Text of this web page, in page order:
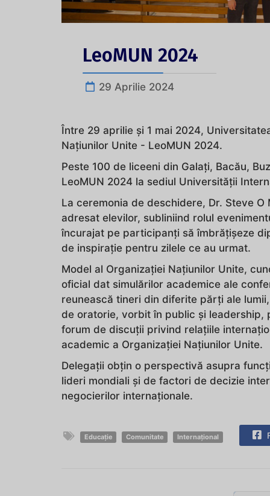
LeoMUN 2024
29 Aprilie 2024
Între 29 aprilie și 1 mai 2024,
Națiunilor Unite - LeoMUN 2024.
Peste 100 de liceeni din Galați, Bacău,
LeoMUN 2024 la sediul Universității
La ceremonia de deschidere, Dr. Steve
adresat elevilor, subliniind rolul
încurajat pe participanți să îmbrățișeze
de inspirație pentru zilele ce au urmat.
Model al Organizației Națiunilor Unite,
oficial dat simulărilor academice ale
reunească tineri din diferite părți ale
de oratorie, vorbit în public și leadership,
forum de discuții privind relațiile
academic a Organizației Națiunilor Unite.
Delegații obțin o perspectivă asupra
lideri mondiali și de factori de decizie
negocierilor internaționale.
Educație Comunitate Internațional